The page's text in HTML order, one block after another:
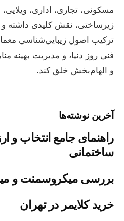
مسکونی، تجاری، اداری،
زیرساختی، نقش کلیدی داشته و
ترکیب اصول زیبایی‌شناسی
فنی روز دنیا، و مدیریت بهینه
و الهام‌بخش خلق کند.
آخرین نوشته‌ها
راهنمای جامع انتخاب و
ساختمانی
بررسی میکروسمنت و
خرید کلایمر در تهران